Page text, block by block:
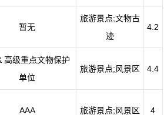
暂无
旅游景点;文物古
迹
4.2
高级重点文物保护
单位
旅游景点;风景区 4.4
AAA 旅游景点;风景区 4